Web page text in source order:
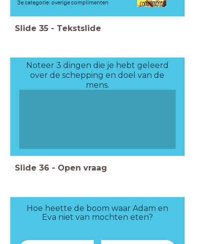
3e categorie: overige complimenten
Slide 35 - Tekstslide
Noteer 3 dingen die je hebt geleerd
over de schepping en doel van de
mens.
Slide 36 - Open vraag
Hoe heette de boom waar Adam en
Eva niet van mochten eten?